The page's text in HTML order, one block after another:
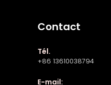
Contact
Tél.
+86 13610038794
E-mail: